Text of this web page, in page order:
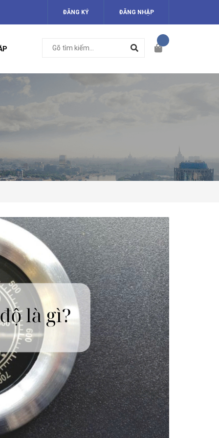
ĐĂNG KÝ ĐĂNG NHẬP